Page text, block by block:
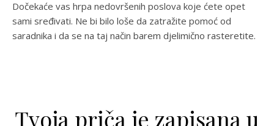
Dočekaće vas hrpa nedovršenih poslova koje ćete opet
sami sređivati. Ne bi bilo loše da zatražite pomoć od
saradnika i da se na taj način barem djelimično rasteretite.
Tvoja priča je zapisana u